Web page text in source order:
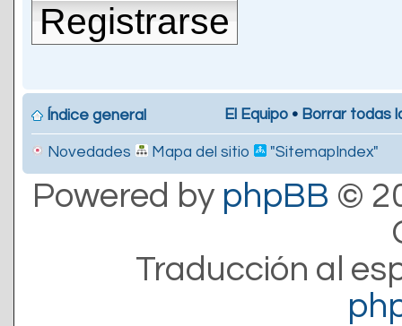
Registrarse
Índice general El Equipo • Borrar todas
Novedades Mapa del sitio "SitemapIndex"
Powered by phpBB ©
Traducción al